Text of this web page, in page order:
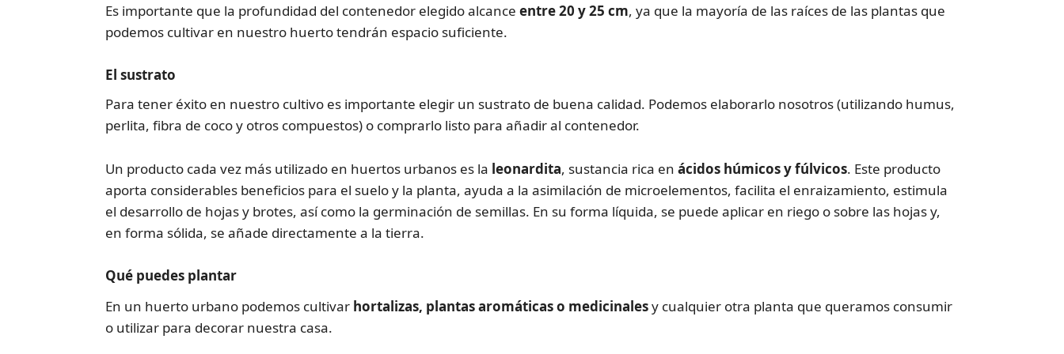
Es importante que la profundidad del contenedor elegido alcanceentre 20 y 25 cm, ya que la mayoría de las raíces de las plantas que
podemos cultivar en nuestro huerto tendrán espacio suficiente.
El sustrato
Para tener éxito en nuestro cultivo es importante elegir un sustrato de buena calidad. Podemos elaborarlo nosotros (utilizando humus,
perlita, fibra de coco y otros compuestos) o comprarlo listo para añadir al contenedor.
Un producto cada vez más utilizado en huertos urbanos es la leonardita, sustancia rica enácidos húmicos y fúlvicos. Este producto
aporta considerables beneficios para el suelo y la planta, ayuda a la asimilación de microelementos, facilita el enraizamiento, estimula
el desarrollo de hojas y brotes, así como la germinación de semillas. En su forma líquida, se puede aplicar en riego o sobre las hojas y,
en forma sólida, se añade directamente a la tierra.
Qué puedes plantar
En un huerto urbano podemos cultivar hortalizas, plantas aromáticas o medicinalesy cualquier otra planta que queramos consumir
o utilizar para decorar nuestra casa.